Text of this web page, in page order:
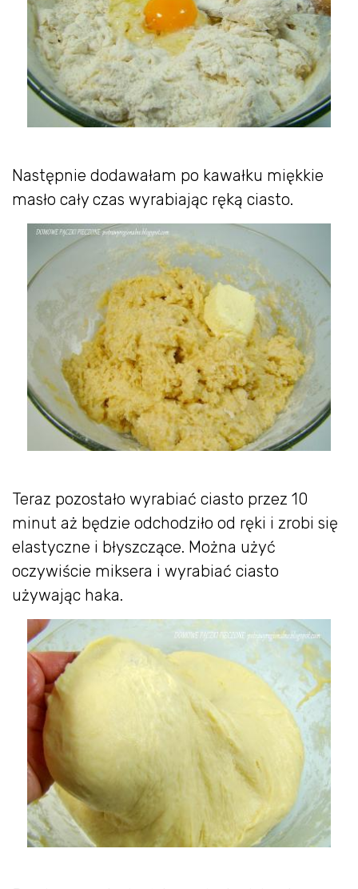
Następnie dodawałam po kawałku miękkie
masło cały czas wyrabiając ręką ciasto.
Teraz pozostało wyrabiać ciasto przez 10
minut aż będzie odchodziło od ręki i zrobi się
elastyczne i błyszczące. Można użyć
oczywiście miksera i wyrabiać ciasto
używając haka.